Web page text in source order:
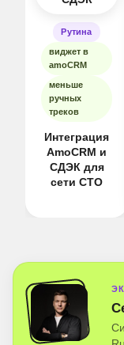
Рутина
виджет в
amoCRM
меньше
ручных
треков
Интеграция
AmoCRM и
СДЭК для
сети СТО